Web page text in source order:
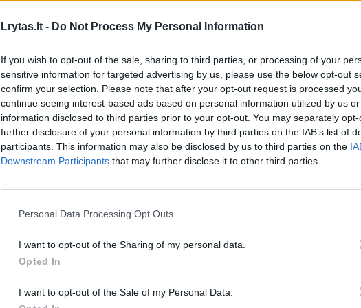
Lrytas.lt - Do Not Process My Personal Information
If you wish to opt-out of the sale, sharing to third parties, or processing of your
sensitive information for targeted advertising by us, please use the below opt-out
confirm your selection. Please note that after your opt-out request is processed
continue seeing interest-based ads based on personal information utilized by us
information disclosed to third parties prior to your opt-out. You may separately
further disclosure of your personal information by third parties on the IAB’s list of
participants. This information may also be disclosed by us to third parties on the
Downstream Participants that may further disclose it to other third parties.
Personal Data Processing Opt Outs
I want to opt-out of the Sharing of my personal data.
Opted In
I want to opt-out of the Sale of my Personal Data.
trumpą gatvę Grigiškėse
išrausė vos ne metams
Auto 2019-06-02
Kaune sukėlė painiavos
Auto 2019-04-20
1